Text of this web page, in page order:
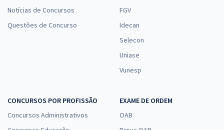
IMBEL - Indústria de Material Bélico do Brasil - Analista Especializado
- Analista Administrativo
à vista
R$32,66
Notícias de Concursos
Questões de Concurso
FGV
Idecan
Selecon
Uniase
Vunesp
CONCURSOS POR PROFISSÃO
Concursos Administrativos
EXAME DE ORDEM
OAB